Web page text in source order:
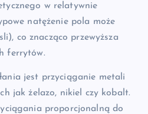
w relatywnie
natężenie pola może
co znacząco przewyższa
ferrytów.
jest przyciąganie metali
jak żelazo, nikiel czy kobalt.
proporcjonalną do